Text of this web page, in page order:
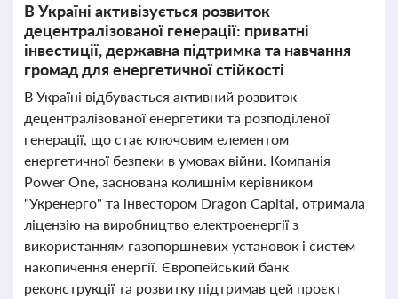
В Україні активізується розвиток
децентралізованої генерації: приватні
інвестиції, державна підтримка та навчання
громад для енергетичної стійкості
В Україні відбувається активний розвиток
децентралізованої енергетики та розподіленої
генерації, що стає ключовим елементом
енергетичної безпеки в умовах війни. Компанія
Power One, заснована колишнім керівником
"Укренерго" та інвестором Dragon Capital, отримала
ліцензію на виробництво електроенергії з
використанням газопоршневих установок і систем
накопичення енергії. Європейський банк
реконструкції та розвитку підтримав цей проєкт